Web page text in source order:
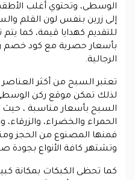
الوسطى، وتحتوي أغلب
إلى زرين بنفس لون القلم
للتقديم كهدايا قيمة، كما
بأسعار حصرية مع كود خصم
الرجالية.
تعتبر السبح من أكثر العناصر
لذلك تمكن موقع ركن
السبح بأسعار مناسبة ، حيث
الحمراء والخضراء،
فمنها المصنوع من الحجز
وتشتهر كافة الأنواع بجودة
كما تحظى الكبكات بمكانة